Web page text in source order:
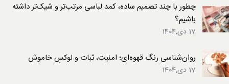
چطور با چند تصمیم ساده، کمد لباسی مرتب‌تر و شیک‌تر داشته
باشیم؟
17 دی,1404
روان‌شناسی رنگ قهوه‌ای؛ امنیت، ثبات و لوکسِ خاموش
17 دی,1404